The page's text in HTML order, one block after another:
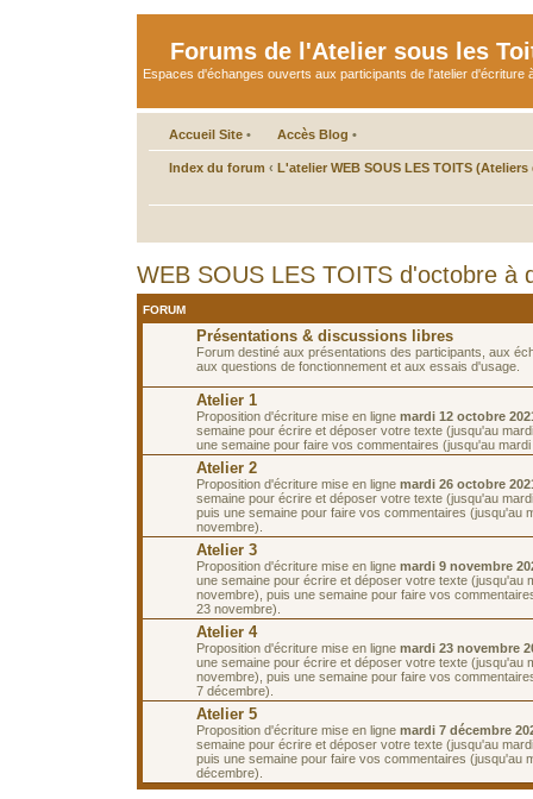
Forums de l'Atelier sous les
Espaces d'échanges ouverts aux participants de l'atelier d'écriture
Accueil Site • Accès Blog •
Index du forum ‹ L'atelier WEB SOUS LES TOITS
WEB SOUS LES TOITS d'octobre à
FORUM
Présentations & discussions libres
Forum destiné aux présentations des participants, aux
aux questions de fonctionnement et aux essais d'usage.
Atelier 1
Proposition d'écriture mise en ligne mardi 12 octobre
semaine pour écrire et déposer votre texte (jusqu'au
une semaine pour faire vos commentaires (jusqu'au
Atelier 2
Proposition d'écriture mise en ligne mardi 26 octobre
semaine pour écrire et déposer votre texte (jusqu'au
puis une semaine pour faire vos commentaires (jusqu'au
novembre).
Atelier 3
Proposition d'écriture mise en ligne mardi 9 novembre
une semaine pour écrire et déposer votre texte (jusqu'au
novembre), puis une semaine pour faire vos
23 novembre).
Atelier 4
Proposition d'écriture mise en ligne mardi 23 novembre
une semaine pour écrire et déposer votre texte (jusqu'au
novembre), puis une semaine pour faire vos
7 décembre).
Atelier 5
Proposition d'écriture mise en ligne mardi 7 décembre
semaine pour écrire et déposer votre texte (jusqu'au
puis une semaine pour faire vos commentaires (jusqu'au
décembre).